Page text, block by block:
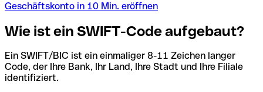
Geschäftskonto in 10 Min. eröffnen
Wie ist ein SWIFT-Code aufgebaut?
Ein SWIFT/BIC ist ein einmaliger 8-11 Zeichen langer
Code, der Ihre Bank, Ihr Land, Ihre Stadt und Ihre Filiale
identifiziert.